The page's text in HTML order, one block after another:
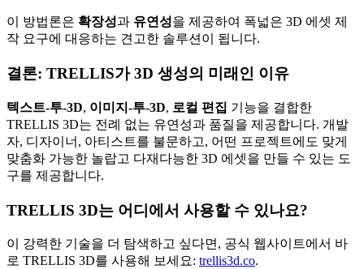
이 방법론은 확장성과 유연성을 제공하여 폭넓은 3D 에셋 제
작 요구에 대응하는 견고한 솔루션이 됩니다.
결론: TRELLIS가 3D 생성의 미래인 이유
텍스트‑투‑3D, 이미지‑투‑3D, 로컬 편집 기능을 결합한
TRELLIS 3D는 전례 없는 유연성과 품질을 제공합니다. 개발
자, 디자이너, 아티스트를 불문하고, 어떤 프로젝트에도 맞게
맞춤화 가능한 놀랍고 다재다능한 3D 에셋을 만들 수 있는 도
구를 제공합니다.
TRELLIS 3D는 어디에서 사용할 수 있나요?
이 강력한 기술을 더 탐색하고 싶다면, 공식 웹사이트에서 바
로 TRELLIS 3D를 사용해 보세요: trellis3d.co.